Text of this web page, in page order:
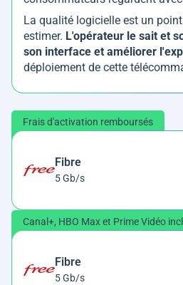
La qualité logicielle est un
estimer. L'opérateur le sait et
son interface et améliorer
déploiement de cette
Frais d'activation remboursés
Fibre
5 Gb/s
Canal+, HBO Max et Prime Vidéo
Fibre
5 Gb/s